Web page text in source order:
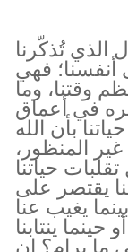
الذي تُذكّرنا
أنفسنا؛ فهي
وقتنا، وما
في أعماق
بأن الله
المنظور،
حياتنا
يقتصر على
يغيب عنا
ينتابنا
ما يرام؟ إن